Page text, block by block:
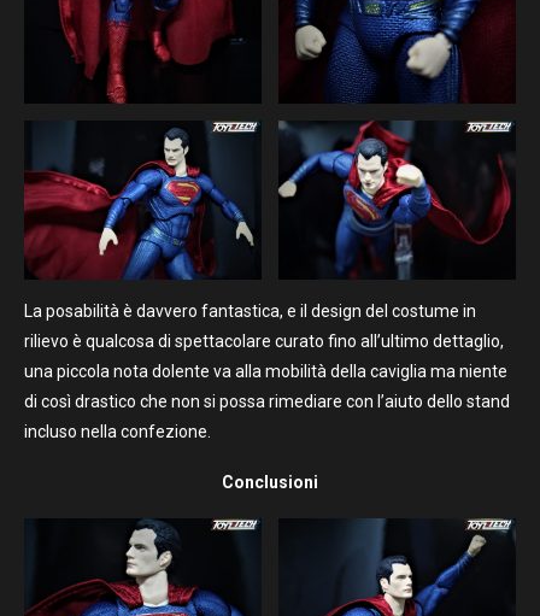
La posabilità è davvero fantastica, e il design del costume in
rilievo è qualcosa di spettacolare curato fino all’ultimo dettaglio,
una piccola nota dolente va alla mobilità della caviglia ma niente
di così drastico che non si possa rimediare con l’aiuto dello stand
incluso nella confezione.
Conclusioni